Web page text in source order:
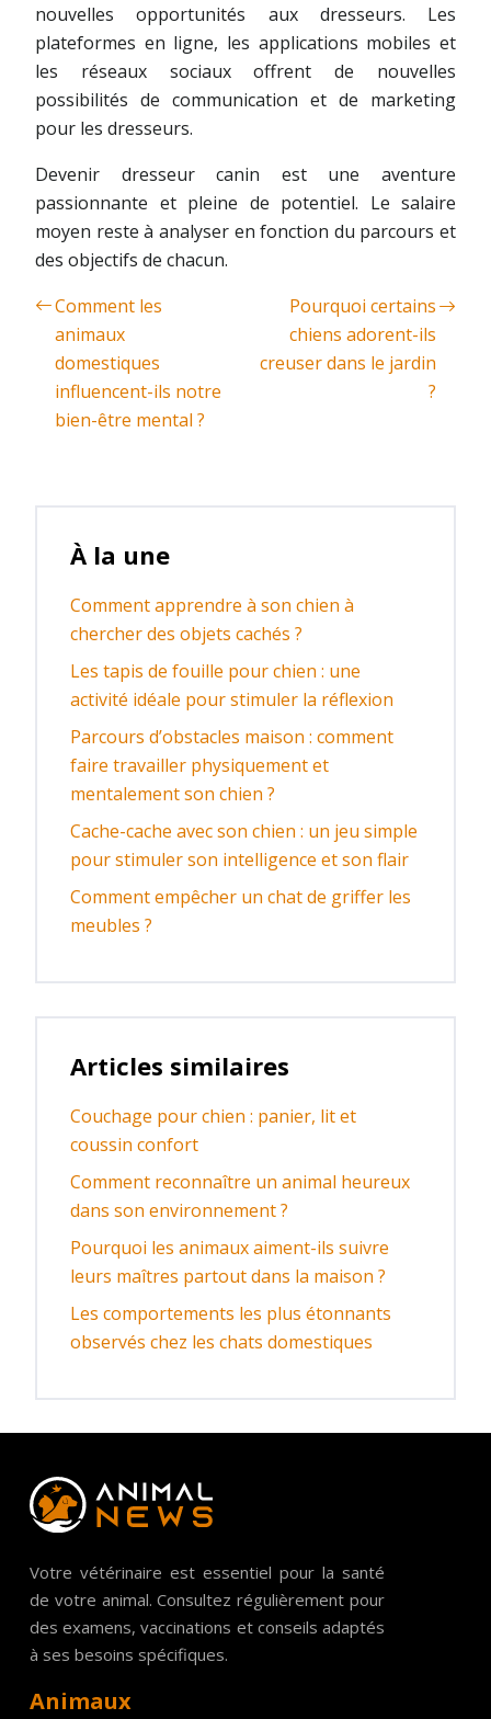
nouvelles opportunités aux dresseurs. Les
plateformes en ligne, les applications mobiles et
les réseaux sociaux offrent de nouvelles
possibilités de communication et de marketing
pour les dresseurs.
Devenir dresseur canin est une aventure
passionnante et pleine de potentiel. Le salaire
moyen reste à analyser en fonction du parcours et
des objectifs de chacun.
Comment les
animaux
domestiques
influencent-ils notre
bien-être mental ?
Pourquoi certains
chiens adorent-ils
creuser dans le jardin
?
À la une
Comment apprendre à son chien à
chercher des objets cachés ?
Les tapis de fouille pour chien : une
activité idéale pour stimuler la réflexion
Parcours d’obstacles maison : comment
faire travailler physiquement et
mentalement son chien ?
Cache-cache avec son chien : un jeu simple
pour stimuler son intelligence et son flair
Comment empêcher un chat de griffer les
meubles ?
Articles similaires
Couchage pour chien : panier, lit et
coussin confort
Comment reconnaître un animal heureux
dans son environnement ?
Pourquoi les animaux aiment-ils suivre
leurs maîtres partout dans la maison ?
Les comportements les plus étonnants
observés chez les chats domestiques
Votre vétérinaire est essentiel pour la santé
de votre animal. Consultez régulièrement pour
des examens, vaccinations et conseils adaptés
à ses besoins spécifiques.
Animaux